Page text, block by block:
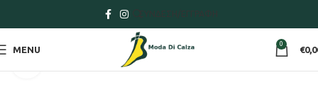
ΣΎΝΔΕΣΗ/ΕΓΓΡΑΦΉ
MENU
0
€